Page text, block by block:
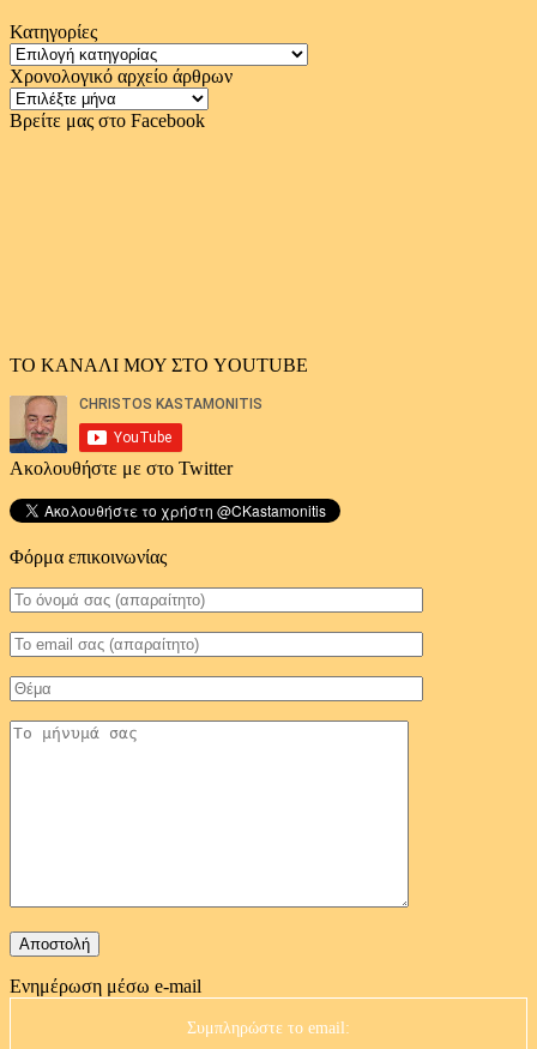
Κατηγορίες
Κατηγορίες
Χρονολογικό αρχείο άρθρων
Χρονολογικό
αρχείο
Βρείτε μας στο Facebook
ΤΟ ΚΑΝΑΛΙ ΜΟΥ ΣΤΟ YOUTUBE
Ακολουθήστε με στο Twitter
Φόρμα επικοινωνίας
Ενημέρωση μέσω e-mail
Συμπληρώστε το email: